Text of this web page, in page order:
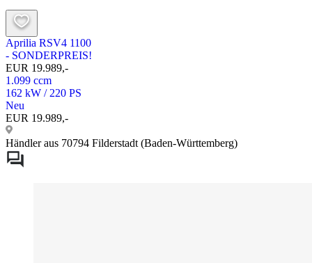
Aprilia RSV4 1100
- SONDERPREIS!
EUR 19.989,-
1.099 ccm
162 kW / 220 PS
Neu
EUR 19.989,-
Händler aus 70794 Filderstadt (Baden-Württemberg)